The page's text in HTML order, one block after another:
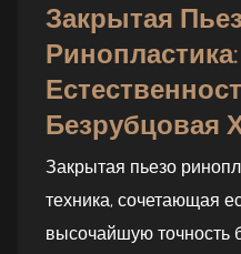
Закрытая
Ринопластика:
Безрубцовая
Закрытая пьезо
техника, сочетающая
высочайшую точность